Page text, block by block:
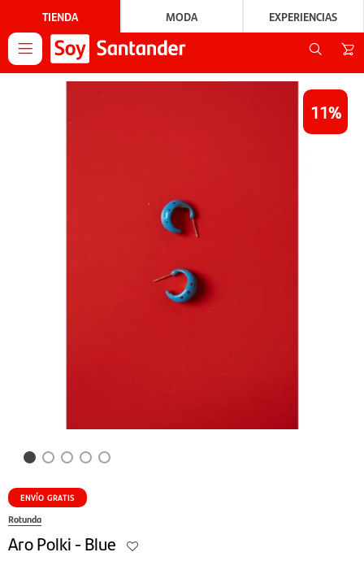
TIENDA MODA EXPERIENCIAS

11
ENVÍO GRATIS
Rotunda
Aro Polki - Blue